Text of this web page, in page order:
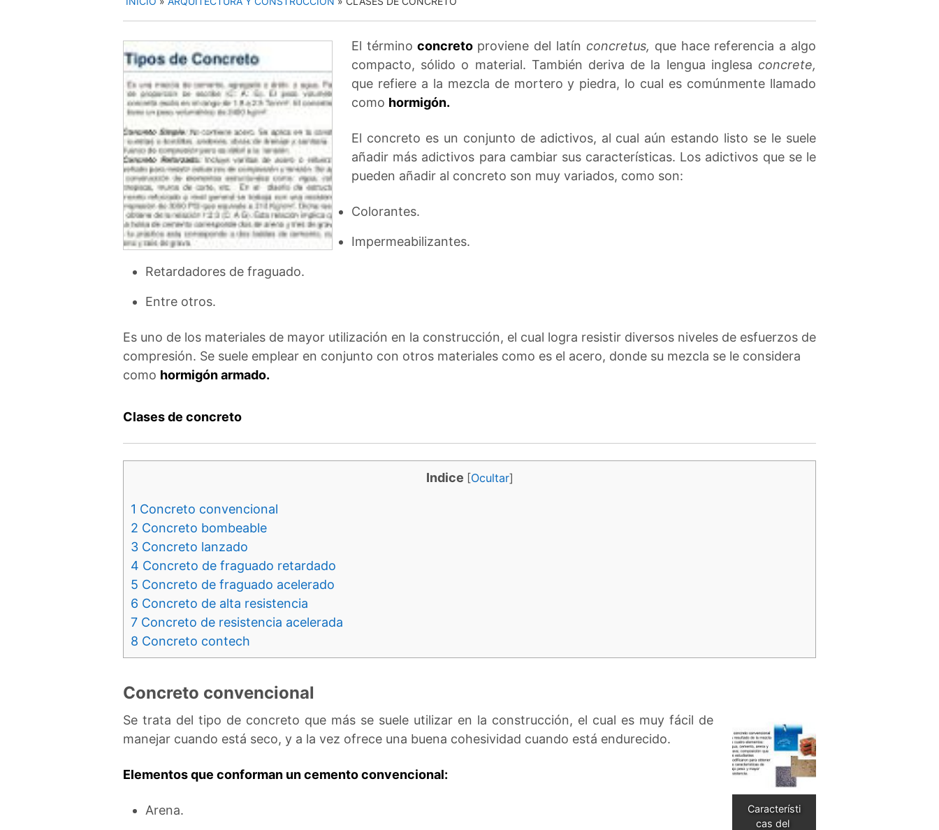
El término concretoproviene del latín concretus, que hace referencia a algo
compacto, sólido o material. También deriva de la lengua inglesa concrete,
que refiere a la mezcla de mortero y piedra, lo cual es comúnmente llamado
como hormigón.
El concreto es un conjunto de adictivos, al cual aún estando listo se le suele
añadir más adictivos para cambiar sus características. Los adictivos que se le
pueden añadir al concreto son muy variados, como son:
Colorantes.
Impermeabilizantes.
Retardadores de fraguado.
Entre otros.
Es uno de los materiales de mayor utilización en la construcción, el cual logra resistir diversos niveles de esfuerzos de
compresión. Se suele emplear en conjunto con otros materiales como es el acero, donde su mezcla se le considera
como hormigón armado.
Clases de concreto
Indice [Ocultar]
1 Concreto convencional
2 Concreto bombeable
3 Concreto lanzado
4 Concreto de fraguado retardado
5 Concreto de fraguado acelerado
6 Concreto de alta resistencia
7 Concreto de resistencia acelerada
8 Concreto contech
Concreto convencional
Característi
cas del
Se trata del tipo de concreto que más se suele utilizar en la construcción, el cual es muy fácil de
manejar cuando está seco, y a la vez ofrece una buena cohesividad cuando está endurecido.
Elementos que conforman un cemento convencional:
Arena.